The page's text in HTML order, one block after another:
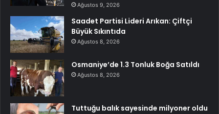
Ağustos 9, 2026
Saadet Partisi Lideri Arıkan: Çiftçi
Büyük Sıkıntıda
Ağustos 8, 2026
Osmaniye’de 1.3 Tonluk Boğa Satıldı
Ağustos 8, 2026
Tuttuğu balık sayesinde milyoner oldu